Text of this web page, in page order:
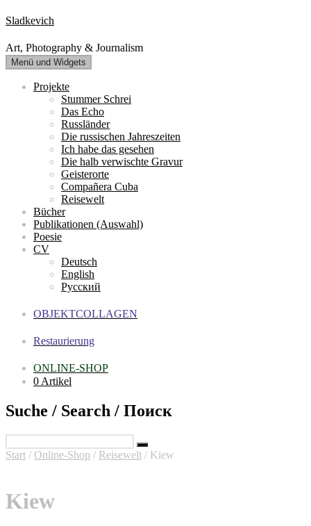
Zum
Inhalt
springen
Sladkevich
Art, Photography & Journalism
Menü und Widgets
Projekte
Stummer Schrei
Das Echo
Russländer
Die russischen Jahreszeiten
Ich habe das gesehen
Die halb verwischte Gravur
Geisterorte
Compañera Cuba
Reisewelt
Bücher
Publikationen (Auswahl)
Poesie
CV
Deutsch
English
Русский
OBJEKTCOLLAGEN
Restaurierung
ONLINE-SHOP
0 Artikel
Suche / Search / Поиск
Start / Online-Shop / Reisewelt / Kiew
Kiew